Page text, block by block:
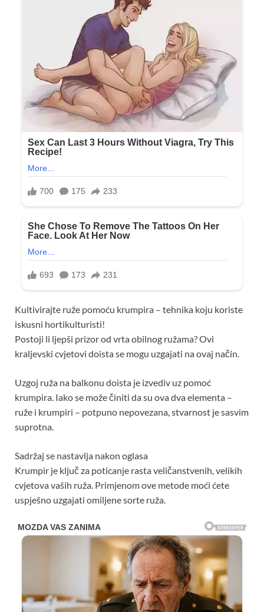
Kultivirajte ruže pomoću krumpira – tehnika koju koriste
iskusni hortikulturisti!
Postoji li ljepši prizor od vrta obilnog ružama? Ovi
kraljevski cvjetovi doista se mogu uzgajati na ovaj način.
Uzgoj ruža na balkonu doista je izvediv uz pomoć
krumpira. Iako se može činiti da su ova dva elementa –
ruže i krumpiri – potpuno nepovezana, stvarnost je sasvim
suprotna.
Sadržaj se nastavlja nakon oglasa
Krumpir je ključ za poticanje rasta veličanstvenih, velikih
cvjetova vaših ruža. Primjenom ove metode moći ćete
uspješno uzgajati omiljene sorte ruža.